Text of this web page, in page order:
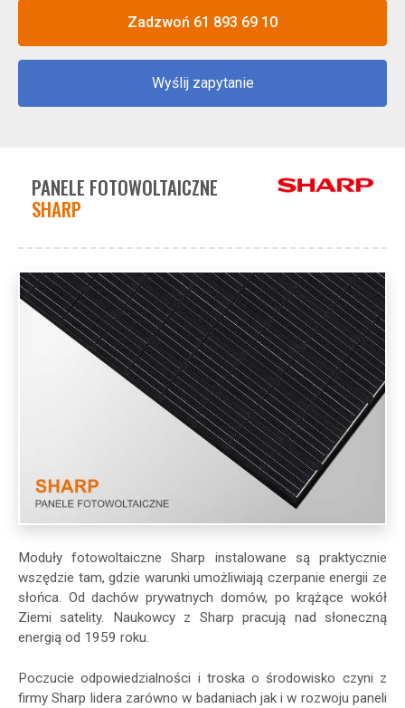
Zadzwoń 61 893 69 10
Wyślij zapytanie
PANELE FOTOWOLTAICZNE
SHARP
Moduły fotowoltaiczne Sharp instalowane są praktycznie
wszędzie tam, gdzie warunki umożliwiają czerpanie energii ze
słońca. Od dachów prywatnych domów, po krążące wokół
Ziemi satelity. Naukowcy z Sharp pracują nad słoneczną
energią od 1959 roku.
Poczucie odpowiedzialności i troska o środowisko czyni z
firmy Sharp lidera zarówno w badaniach jak i w rozwoju paneli